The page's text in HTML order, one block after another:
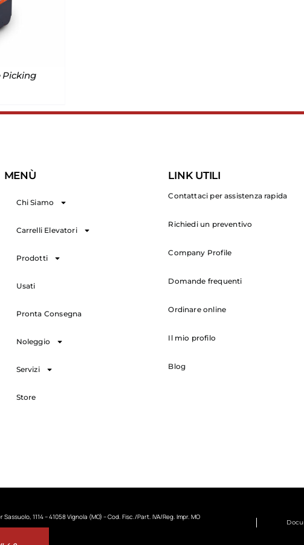
Picking
MENÙ
Chi Siamo
Carrelli Elevatori
Prodotti
Usati
Pronta Consegna
Noleggio
Servizi
Store
LINK UTILI
Contattaci per assistenza rapida
Richiedi un preventivo
Company Profile
Domande frequenti
Ordinare online
Il mio profilo
Blog
1114 – 41058 Vignola (MO) – Cod. Fisc./Part. IVA/Reg. Impr. MO